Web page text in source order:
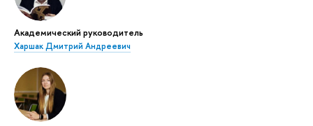
Академический руководитель
Харшак Дмитрий Андреевич